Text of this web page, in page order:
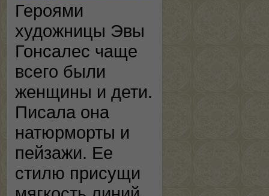
Героями
художницы Эвы
Гонсалес чаще
всего были
женщины и дети.
Писала она
натюрморты и
пейзажи. Ее
стилю присущи